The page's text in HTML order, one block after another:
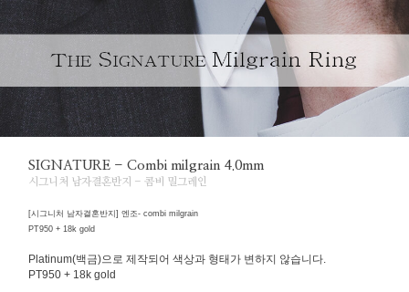
SIGNATURE - Combi milgrain 4.0mm
시그니처 남자결혼반지 - 콤비 밀그레인
[시그니처 남자결혼반지] 엔조- combi milgrain
PT950 + 18k gold
Platinum(백금)으로 제작되어 색상과 형태가 변하지 않습니다.
PT950 + 18k gold